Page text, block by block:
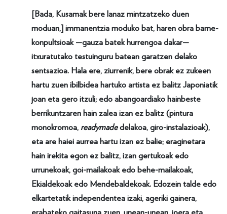
[Bada, Kusamak bere lanaz mintzatzeko duen
moduan,] immanentzia moduko bat, haren obra barne-
konpultsioak —gauza batek hurrengoa dakar—
itxuratutako testuinguru batean garatzen delako
sentsazioa. Hala ere, ziurrenik, bere obrak ez zukeen
hartu zuen ibilbidea hartuko artista ez balitz Japoniatik
joan eta gero itzuli; edo abangoardiako hainbeste
berrikuntzaren hain zalea izan ez balitz (pintura
monokromoa, readymadedelakoa, giro-instalazioak),
eta are haiei aurrea hartu izan ez balie; eraginetara
hain irekita egon ez balitz, izan gertukoak edo
urrunekoak, goi-mailakoak edo behe-mailakoak,
Ekialdekoak edo Mendebaldekoak. Edozein talde edo
elkartetatik independentea izaki, ageriki gainera,
erabateko gaitasuna zuen, unean-unean, joera eta